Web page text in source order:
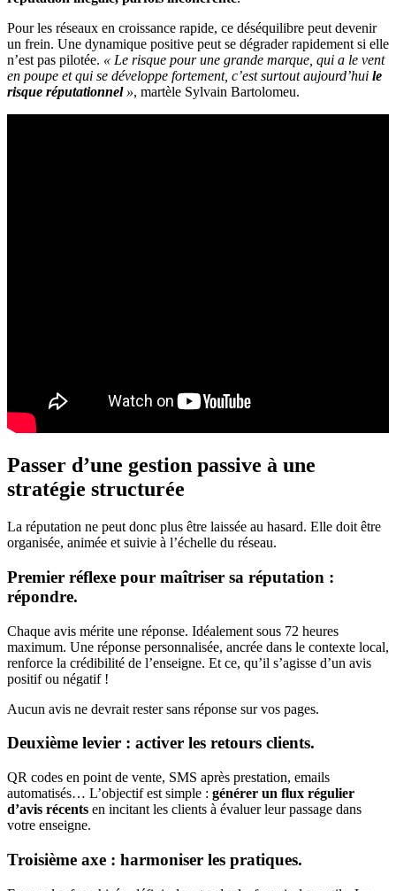
Pour les réseaux en croissance rapide, ce déséquilibre peut devenir
un frein. Une dynamique positive peut se dégrader rapidement si elle
n’est pas pilotée. « Le risque pour une grande marque, qui a le vent
en poupe et qui se développe fortement, c’est surtout aujourd’hui le
risque réputationnel», martèle Sylvain Bartolomeu.
Passer d’une gestion passive à une
stratégie structurée
La réputation ne peut donc plus être laissée au hasard. Elle doit être
organisée, animée et suivie à l’échelle du réseau.
Premier réflexe pour maîtriser sa réputation :
répondre.
Chaque avis mérite une réponse. Idéalement sous 72 heures
maximum. Une réponse personnalisée, ancrée dans le contexte local,
renforce la crédibilité de l’enseigne. Et ce, qu’il s’agisse d’un avis
positif ou négatif !
Aucun avis ne devrait rester sans réponse sur vos pages.
Deuxième levier : activer les retours clients.
QR codes en point de vente, SMS après prestation, emails
automatisés… L’objectif est simple : générer un flux régulier
d’avis récents en incitant les clients à évaluer leur passage dans
votre enseigne.
Troisième axe : harmoniser les pratiques.